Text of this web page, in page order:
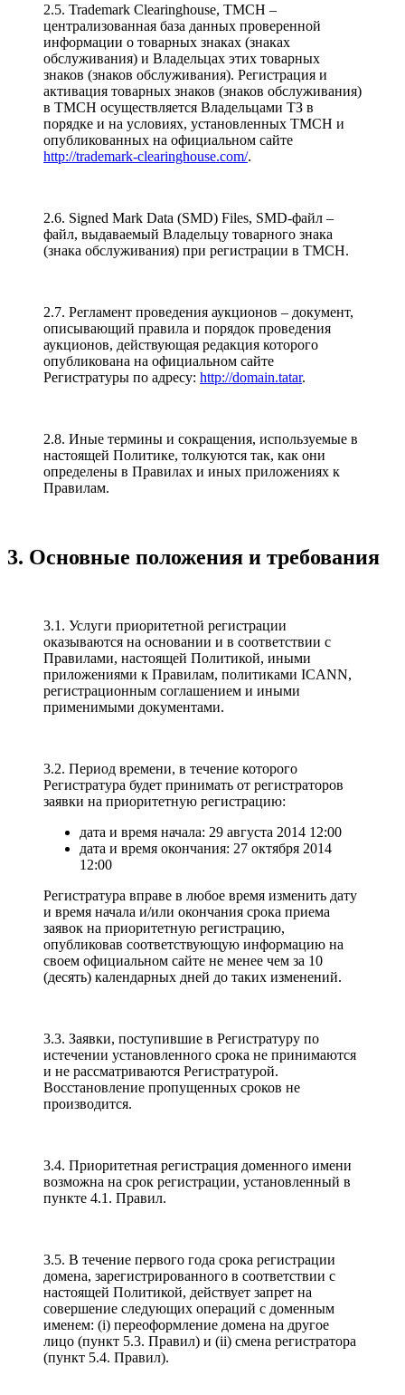
2.5. Trademark Clearinghouse, TMCH –
централизованная база данных проверенной
информации о товарных знаках (знаках
обслуживания) и Владельцах этих товарных
знаков (знаков обслуживания). Регистрация и
активация товарных знаков (знаков обслуживания)
в TMCH осуществляется Владельцами ТЗ в
порядке и на условиях, установленных TMCH и
опубликованных на официальном сайте
http://trademark-clearinghouse.com/.
2.6. Signed Mark Data (SMD) Files, SMD-файл –
файл, выдаваемый Владельцу товарного знака
(знака обслуживания) при регистрации в TMCH.
2.7. Регламент проведения аукционов – документ,
описывающий правила и порядок проведения
аукционов, действующая редакция которого
опубликована на официальном сайте
Регистратуры по адресу: http://domain.tatar.
2.8. Иные термины и сокращения, используемые в
настоящей Политике, толкуются так, как они
определены в Правилах и иных приложениях к
Правилам.
3. Основные положения и требования
3.1. Услуги приоритетной регистрации
оказываются на основании и в соответствии с
Правилами, настоящей Политикой, иными
приложениями к Правилам, политиками ICANN,
регистрационным соглашением и иными
применимыми документами.
3.2. Период времени, в течение которого
Регистратура будет принимать от регистраторов
заявки на приоритетную регистрацию:
дата и время начала: 29 августа 2014 12:00
дата и время окончания: 27 октября 2014
12:00
Регистратура вправе в любое время изменить дату
и время начала и/или окончания срока приема
заявок на приоритетную регистрацию,
опубликовав соответствующую информацию на
своем официальном сайте не менее чем за 10
(десять) календарных дней до таких изменений.
3.3. Заявки, поступившие в Регистратуру по
истечении установленного срока не принимаются
и не рассматриваются Регистратурой.
Восстановление пропущенных сроков не
производится.
3.4. Приоритетная регистрация доменного имени
возможна на срок регистрации, установленный в
пункте 4.1. Правил.
3.5. В течение первого года срока регистрации
домена, зарегистрированного в соответствии с
настоящей Политикой, действует запрет на
совершение следующих операций с доменным
именем: (i) переоформление домена на другое
лицо (пункт 5.3. Правил) и (ii) смена регистратора
(пункт 5.4. Правил).